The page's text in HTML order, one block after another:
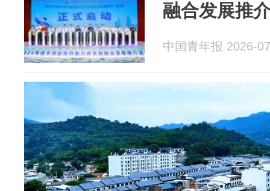
融合发展推
中国青年报 2026-